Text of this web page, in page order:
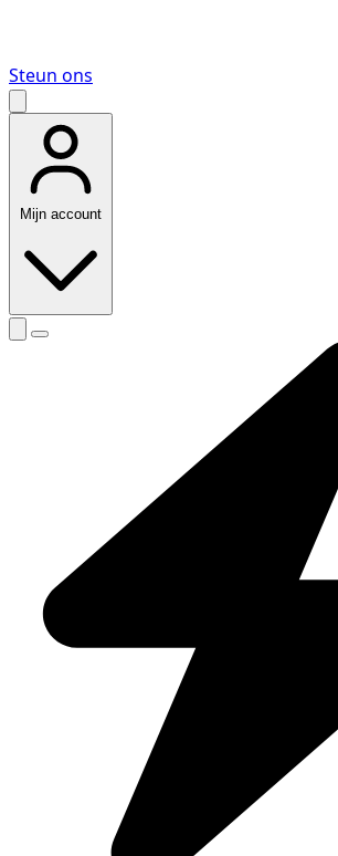
Steun ons
Mijn account